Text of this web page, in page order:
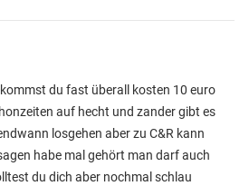
du fast überall kosten 10 euro
auf hecht und zander gibt es
losgehen aber zu C&R kann
habe mal gehört man darf auch
du dich aber nochmal schlau